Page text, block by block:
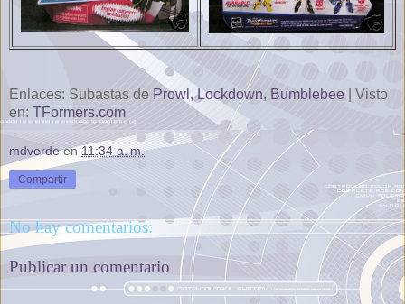
Enlaces: Subastas de Prowl ,Lockdown, Bumblebee | Visto
en: TFormers.com
mdverde en11:34 a. m.
Compartir
No hay comentarios:
Publicar un comentario